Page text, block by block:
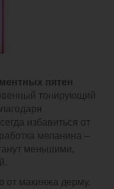
пятен
тонирующий
избавиться от
меланина –
меньшими,
от макияжа дерму.